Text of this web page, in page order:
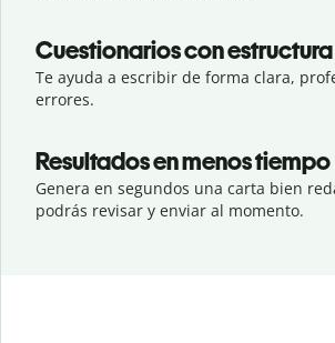
Cuestionarios con
Te ayuda a escribir de forma clara,
errores.
Resultados en menos tiempo
Genera en segundos una carta bien
podrás revisar y enviar al momento.